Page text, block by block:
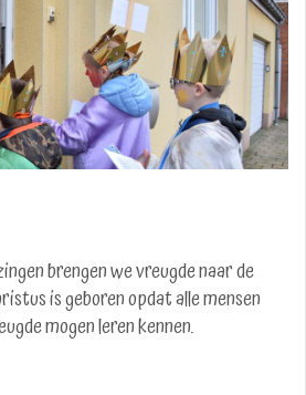
brengen we vreugde naar de
is geboren opdat alle mensen
mogen leren kennen.